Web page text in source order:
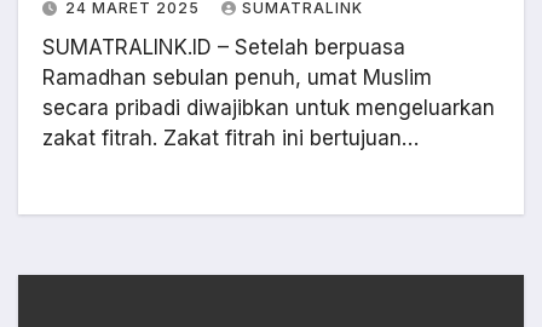
24 MARET 2025 SUMATRALINK
SUMATRALINK.ID – Setelah berpuasa
Ramadhan sebulan penuh, umat Muslim
secara pribadi diwajibkan untuk mengeluarkan
zakat fitrah. Zakat fitrah ini bertujuan…